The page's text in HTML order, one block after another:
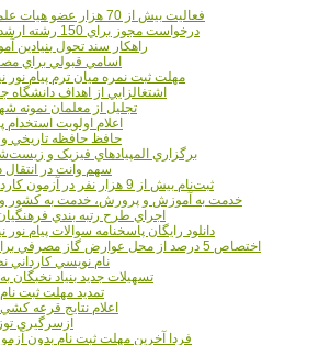
فعاليت بيش از 70 هزار عضو هيات علمي در دانشگاه آزاد
درخواست مجوز براي 150 رشته ارشد علوم پزشکي آزاد
40 راهکار سند تحول
اسامي قبولي براي
مهلت ثبت نمره میان ترم پیام نور
اشتغالزايي از اهداف دانشگاه
تجليل از معلمان نمونه
اعلام اولويت استخدام پيماني 5
حافظ حافظه تاريخي و
برگزاري المپيادهاي فيزيک و
سهم وانت در انتقال
ثبت‌نام بيش از 9 هزار نفر در آزمون کارداني فني و حرفه‌اي
خدمت به آموزش و پرورش، خدمت به کشور
اجراي طرح رتبه بندي
دانلود رایگان پاسخنامه سوالات پیام نور
اختصاص 5 درصد از محل عوارض گاز مصرفي براي نوسازي مدارس
نام نويسي کارداني
تسهيلات جديد بنياد نخبگان
تمديد مهلت ثبت
اعلام نتايج قرعه
ازسرگيري
فردا آخرین مهلت ثبت نام بدون